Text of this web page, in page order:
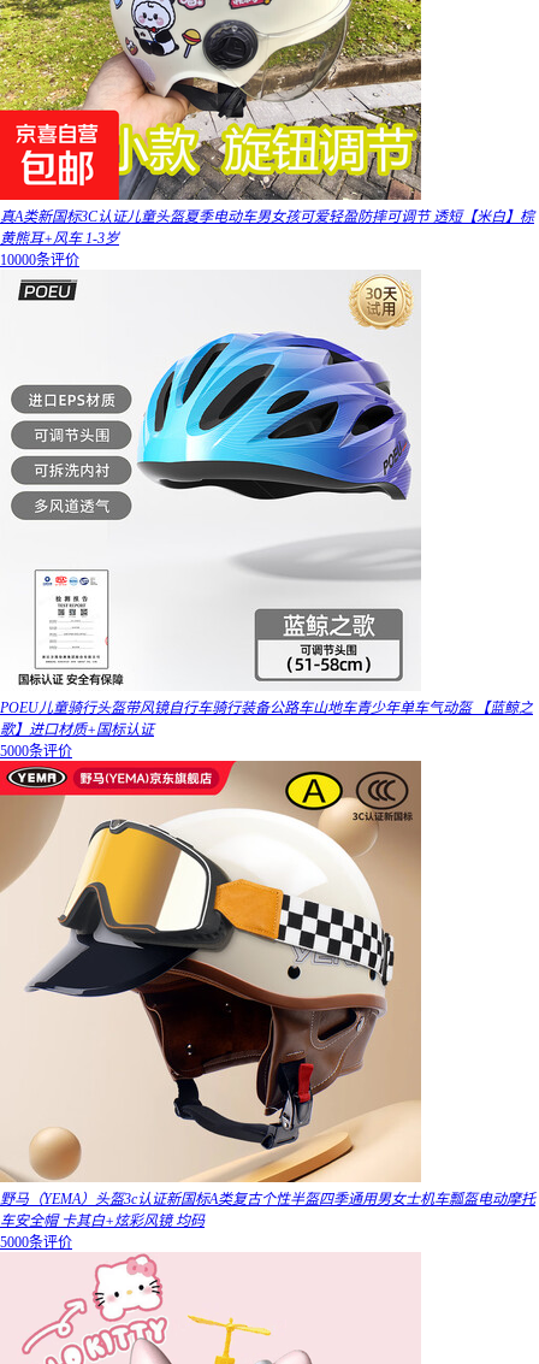
真A类新国标3C认证儿童头盔夏季电动车男女孩可爱轻盈防摔可调节 透短【米白】棕
黄熊耳+风车 1-3岁
10000条评价
POEU儿童骑行头盔带风镜自行车骑行装备公路车山地车青少年单车气动盔 【蓝鲸之
歌】进口材质+国标认证
5000条评价
野马（YEMA）头盔3c认证新国标A类复古个性半盔四季通用男女士机车瓢盔电动摩托
车安全帽 卡其白+炫彩风镜 均码
5000条评价